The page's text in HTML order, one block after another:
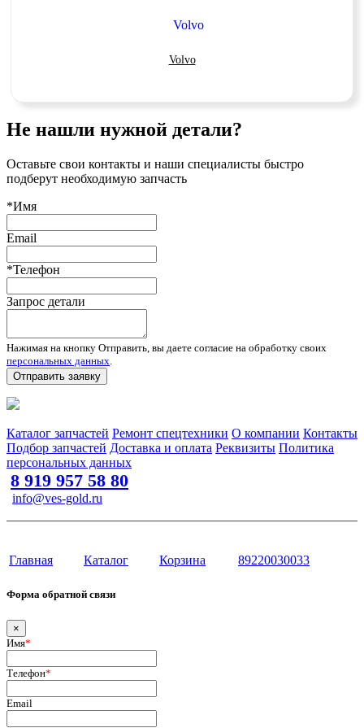
Volvo
Не нашли нужной детали?
Оставьте свои контакты и наши специалисты быстро
подберут необходимую запчасть
*Имя
Email
*Телефон
Запрос детали
Нажимая на кнопку Отправить, вы даете согласие на обработку своих
персональных данных.
Отправить заявку
Каталог запчастей Ремонт спецтехники О компании Контакты
Подбор запчастей Доставка и оплата Реквизиты Политика
персональных данных
8 919 957 58 80
info@ves-gold.ru
Главная Каталог Корзина 89220030033
Форма обратной связи
×
Имя*
Телефон*
Email